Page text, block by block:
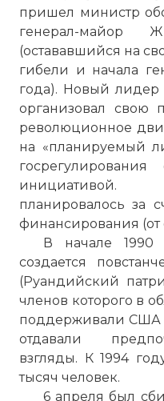
пришел министр
генерал-майор
(остававшийся на
гибели и начала
года). Новый лидер
организовал свою
революционное
на «планируемый
инициативой.
планировалось за
финансирования (от
В начале 1990
создается
(Руандийский
членов которого в
поддерживали США
отдавали
взгляды. К 1994
тысяч человек.
6 апреля был